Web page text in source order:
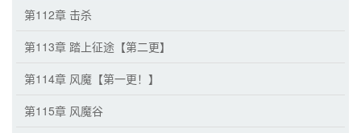
第112章 击杀
第113章 踏上征途【第二更】
第114章 风魔【第一更！】
第115章 风魔谷